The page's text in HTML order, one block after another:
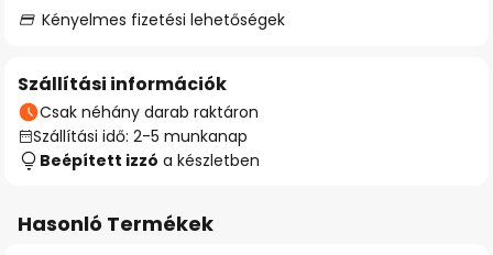
Kényelmes fizetési lehetőségek
Szállítási információk
Csak néhány darab raktáron
Szállítási idő: 2-5 munkanap
Beépített izzó a készletben
Hasonló Termékek